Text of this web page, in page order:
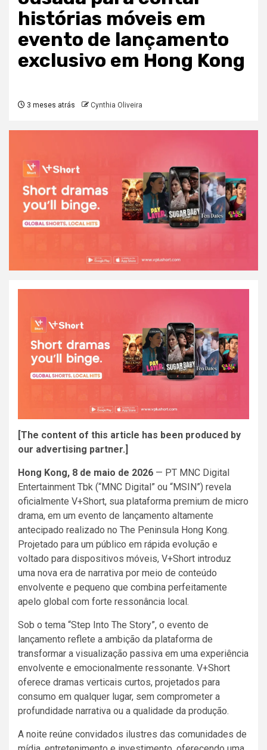
histórias móveis em
evento de lançamento
exclusivo em Hong Kong
3 meses atrás Cynthia Oliveira
[The content of this article has been produced by
our advertising partner.]
Hong Kong, 8 de maio de 2026 — PT MNC Digital
Entertainment Tbk (“MNC Digital” ou “MSIN”) revela
oficialmente V+Short, sua plataforma premium de micro
drama, em um evento de lançamento altamente
antecipado realizado no The Peninsula Hong Kong.
Projetado para um público em rápida evolução e
voltado para dispositivos móveis, V+Short introduz
uma nova era de narrativa por meio de conteúdo
envolvente e pequeno que combina perfeitamente
apelo global com forte ressonância local.
Sob o tema “Step Into The Story”, o evento de
lançamento reflete a ambição da plataforma de
transformar a visualização passiva em uma experiência
envolvente e emocionalmente ressonante. V+Short
oferece dramas verticais curtos, projetados para
consumo em qualquer lugar, sem comprometer a
profundidade narrativa ou a qualidade da produção.
A noite reúne convidados ilustres das comunidades de